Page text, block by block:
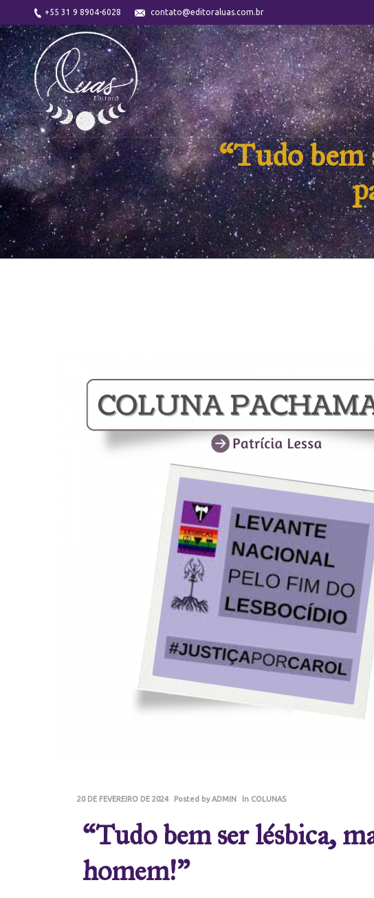
+55 31 9 8904-6028 contato@editoraluas.com.br
“Tudo bem
20 DE FEVEREIRO DE 2024 Posted byADMIN In COLUNAS
“Tudo bem ser lésbica,
homem!”